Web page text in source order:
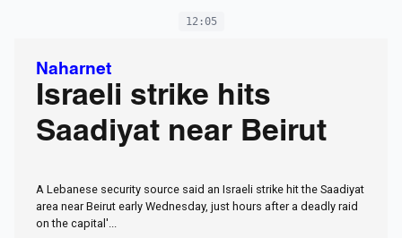
12:05
Naharnet
Israeli strike hits
Saadiyat near Beirut
A Lebanese security source said an Israeli strike hit the Saadiyat
area near Beirut early Wednesday, just hours after a deadly raid
on the capital'...